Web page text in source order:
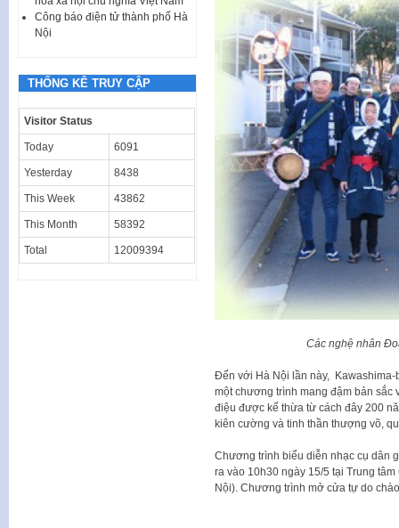
Các nghệ nhân
Đến với Hà Nội lần này, Kawashima-
một chương trình mang đậm bản sắc
điệu được kế thừa từ cách đây 200
kiên cường và tinh thần thượng võ,
Chương trình biểu diễn nhạc cụ dân
ra vào 10h30 ngày 15/5 tại Trung
Nội). Chương trình mở cửa tự do
Công báo điện tử thành phố Hà
Nội
THỐNG KÊ TRUY CẬP
Visitor Status
Today 6091
Yesterday 8438
This Week 43862
This Month 58392
Total 12009394